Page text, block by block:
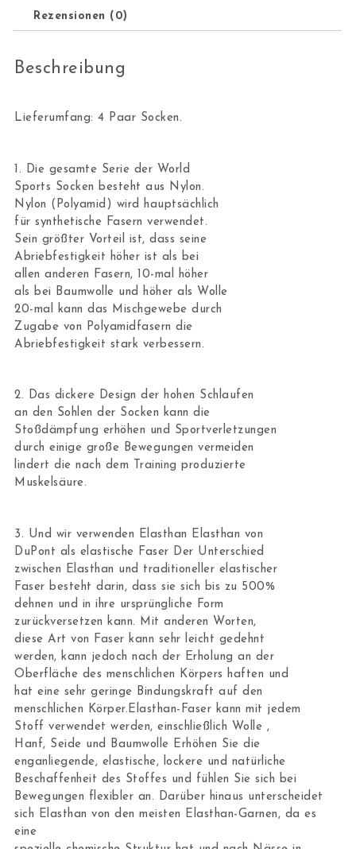
Rezensionen (0)
Beschreibung
Lieferumfang: 4 Paar Socken.
1. Die gesamte Serie der World
Sports Socken besteht aus Nylon.
Nylon (Polyamid) wird hauptsächlich
für synthetische Fasern verwendet.
Sein größter Vorteil ist, dass seine
Abriebfestigkeit höher ist als bei
allen anderen Fasern, 10-mal höher
als bei Baumwolle und höher als Wolle
20-mal kann das Mischgewebe durch
Zugabe von Polyamidfasern die
Abriebfestigkeit stark verbessern.
2. Das dickere Design der hohen Schlaufen
an den Sohlen der Socken kann die
Stoßdämpfung erhöhen und Sportverletzungen
durch einige große Bewegungen vermeiden
lindert die nach dem Training produzierte
Muskelsäure.
3. Und wir verwenden Elasthan Elasthan von
DuPont als elastische Faser Der Unterschied
zwischen Elasthan und traditioneller elastischer
Faser besteht darin, dass sie sich bis zu 500%
dehnen und in ihre ursprüngliche Form
zurückversetzen kann. Mit anderen Worten,
diese Art von Faser kann sehr leicht gedehnt
werden, kann jedoch nach der Erholung an der
Oberfläche des menschlichen Körpers haften und
hat eine sehr geringe Bindungskraft auf den
menschlichen Körper.Elasthan-Faser kann mit jedem
Stoff verwendet werden, einschließlich Wolle ,
Hanf, Seide und Baumwolle Erhöhen Sie die
enganliegende, elastische, lockere und natürliche
Beschaffenheit des Stoffes und fühlen Sie sich bei
Bewegungen flexibler an. Darüber hinaus unterscheidet
sich Elasthan von den meisten Elasthan-Garnen, da es
eine